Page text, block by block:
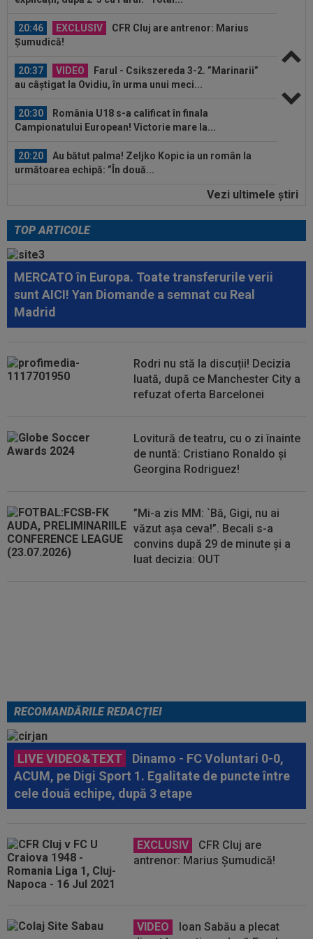
20:37 VIDEO
Farul - Csikszereda 3-2. ”Marinarii”
au câștigat la Ovidiu, în urma unui meci...
20:30
România U18 s-a calificat în finala
Campionatului European! Victorie mare la...
20:20
Au bătut palma! Zeljko Kopic ia un român la
următoarea echipă: ”În două...
20:19
PSG - Manchester United 1-1. Amical de cinci
stele pentru Regina Europei...
Dinamo - FC Voluntari 0-
21:21 VIDEO
Ioan Sabău a plecat direct la vestiare,
după Farul - Csikszereda 3-2: "Nu mi-a...
21:13
Antrenorul de la Csikszereda a rămas fără
explicații, după 2-3 cu Farul: ”Total...
20:46 EXCLUSIV
CFR Cluj are antrenor: Marius
20:37 VIDEO
Farul - Csikszereda 3-2. ”Marinarii”
au câștigat la Ovidiu, în urma unui meci...
Vezi ultimele ştiri
TOP ARTICOLE
MERCATO în Europa. Toate transferurile verii
sunt AICI! Yan Diomande a semnat cu Real
Madrid
Rodri nu stă la discuții! Decizia
luată, după ce Manchester City a
refuzat oferta Barcelonei
Lovitură de teatru, cu o zi înainte
de nuntă: Cristiano Ronaldo și
Georgina Rodriguez!
”Mi-a zis MM: `Bă, Gigi, nu ai
văzut așa ceva!”. Becali s-a
convins după 29 de minute și a
luat decizia: OUT
RECOMANDĂRILE REDACȚIEI
LIVE VIDEO&TEXT
Dinamo - FC Voluntari 0-0,
ACUM, pe Digi Sport 1. Egalitate de puncte între
cele două echipe, după 3 etape
EXCLUSIV
CFR Cluj are
antrenor: Marius Șumudică!
VIDEO
Ioan Sabău a plecat